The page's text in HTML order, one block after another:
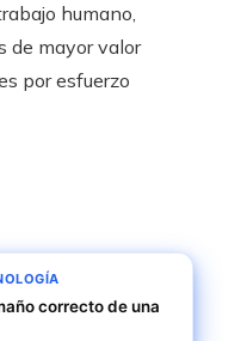
humano,
de mayor valor
por esfuerzo
correcto de una